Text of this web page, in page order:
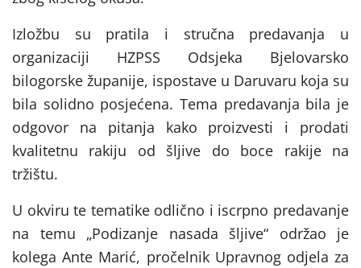
Izložbu su pratila i stručna predavanja u
organizaciji HZPSS Odsjeka Bjelovarsko
bilogorske županije, ispostave u Daruvaru koja su
bila solidno posjećena. Tema predavanja bila je
odgovor na pitanja kako proizvesti i prodati
kvalitetnu rakiju od šljive do boce rakije na
U okviru te tematike odlično i iscrpno predavanje
na temu „Podizanje nasada šljive“ održao je
kolega Ante Marić, pročelnik Upravnog odjela za